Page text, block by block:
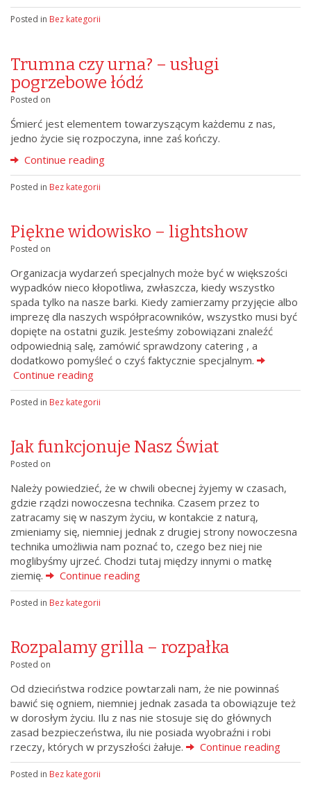
Posted in Bez kategorii
Trumna czy urna? – usługi
pogrzebowe łódź
Posted on
Śmierć jest elementem towarzyszącym każdemu z nas,
jedno życie się rozpoczyna, inne zaś kończy.
Continue reading
Posted in Bez kategorii
Piękne widowisko – lightshow
Posted on
Organizacja wydarzeń specjalnych może być w większości
wypadków nieco kłopotliwa, zwłaszcza, kiedy wszystko
spada tylko na nasze barki. Kiedy zamierzamy przyjęcie albo
imprezę dla naszych współpracowników, wszystko musi być
dopięte na ostatni guzik. Jesteśmy zobowiązani znaleźć
odpowiednią salę, zamówić sprawdzony catering , a
dodatkowo pomyśleć o czyś faktycznie specjalnym.
Continue reading
Posted in Bez kategorii
Jak funkcjonuje Nasz Świat
Posted on
Należy powiedzieć, że w chwili obecnej żyjemy w czasach,
gdzie rządzi nowoczesna technika. Czasem przez to
zatracamy się w naszym życiu, w kontakcie z naturą,
zmieniamy się, niemniej jednak z drugiej strony nowoczesna
technika umożliwia nam poznać to, czego bez niej nie
moglibyśmy ujrzeć. Chodzi tutaj między innymi o matkę
ziemię.
Continue reading
Posted in Bez kategorii
Rozpalamy grilla – rozpałka
Posted on
Od dzieciństwa rodzice powtarzali nam, że nie powinnaś
bawić się ogniem, niemniej jednak zasada ta obowiązuje też
w dorosłym życiu. Ilu z nas nie stosuje się do głównych
zasad bezpieczeństwa, ilu nie posiada wyobraźni i robi
rzeczy, których w przyszłości żałuje.
Continue reading
Posted in Bez kategorii